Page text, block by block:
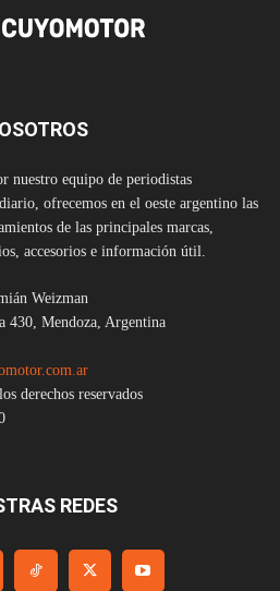
nuestro equipo de periodistas
ofrecemos en el oeste argentino las
de las principales marcas,
accesorios e información útil.
Weizman
430, Mendoza, Argentina
derechos reservados
REDES